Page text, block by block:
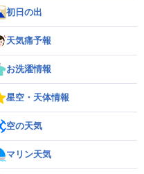
初日の出
天気痛予報
お洗濯情報
星空・天体情報
空の天気
マリン天気